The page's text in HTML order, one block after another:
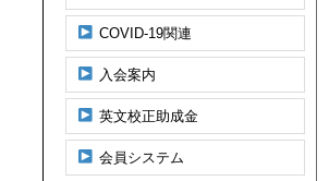
COVID-19関連
入会案内
英文校正助成金
会員システム